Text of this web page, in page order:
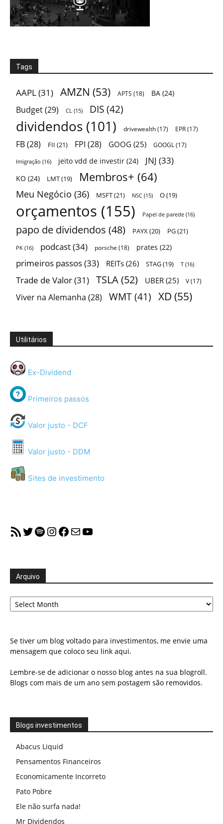
Tags
AAPL(31) AMZN (53) APTS (18) BA (24)
Budget(29) CL (15) DIS (42)
dividendos (101) drivewealth(17) EPR(17)
FB(28) FII (21) FPI (28) GOOG (25) GOOGL(17)
Imigração (16) jeito vdd de investir (24) JNJ (33)
KO (24) LMT(19) Membros+ (64)
Meu Negócio (36) MSFT(21) NSC (15) O(19)
orçamentos (155) Papel de parede (16)
papo de dividendos (48) PAYX(20) PG(21)
PK (16) podcast(34) porsche (18) prates (22)
primeiros passos(33) REITs (26) STAG(19) T (16)
Trade de Valor(31) TSLA(52) UBER (25) V(17)
Viver na Alemanha (28) WMT (41) XD (55)
Utilitários
Ex-Dividend
Primeiros passos
Valor justo - DCF
Valor justo - DDM
Sites de investimento
RSS FeedTwitter
Spotify
Instagram
Facebook
MailYouTube
Arquivo
Arquivo
Se tiver um blog voltado para investimentos, me envie uma
mensagem que coloco seu link aqui.
Lembre-se de adicionar o nosso blog antes na sua blogroll.
Blogs com mais de um ano sem postagem são removidos.
Blogs investimentos
Abacus Liquid
Pensamentos Financeiros
Economicamente Incorreto
Pato Pobre
Ele não surfa nada!
Mr Dividendos